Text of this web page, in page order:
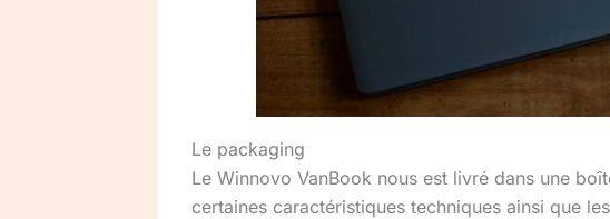
Le packaging
Le Winnovo VanBook nous est livré dans une
certaines caractéristiques techniques ainsi que